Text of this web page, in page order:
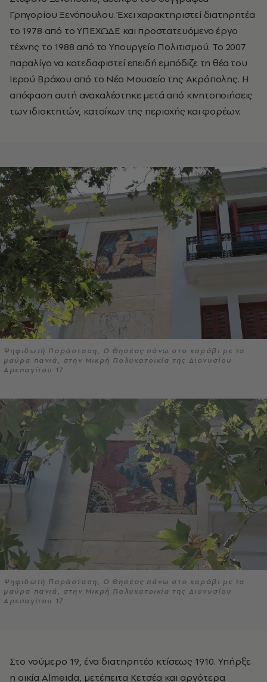
Γρηγορίου Ξενόπουλου. Έχει χαρακτηριστεί διατηρητέα
το 1978 από το ΥΠΕΧΩΔΕ και προστατευόμενο έργο
τέχνης το 1988 από το Υπουργείο Πολιτισμού. Το 2007
παραλίγο να κατεδαφιστεί επειδή εμπόδιζε τη θέα του
Ιερού Βράχου από το Νέο Μουσείο της Ακρόπολης. Η
απόφαση αυτή ανακαλέστηκε μετά από κινητοποιήσεις
των ιδιοκτητών, κατοίκων της περιοχής και φορέων.
Ψηφιδωτή Παράσταση, Ο Θησέας πάνω στο καράβι με τα
μαύρα πανιά, στην Μικρή Πολυκατοικία της Διονυσίου
Αρεπαγίτου 17.
Ψηφιδωτή Παράσταση, Ο Θησέας πάνω στο καράβι με τα
μαύρα πανιά, στην Μικρή Πολυκατοικία της Διονυσίου
Αρεπαγίτου 17.
Στο νούμερο 19, ένα διατηρητέο κτίσεως 1910. Υπήρξε
η οικία Almeida, μετέπειτα Κετσέα και αργότερα